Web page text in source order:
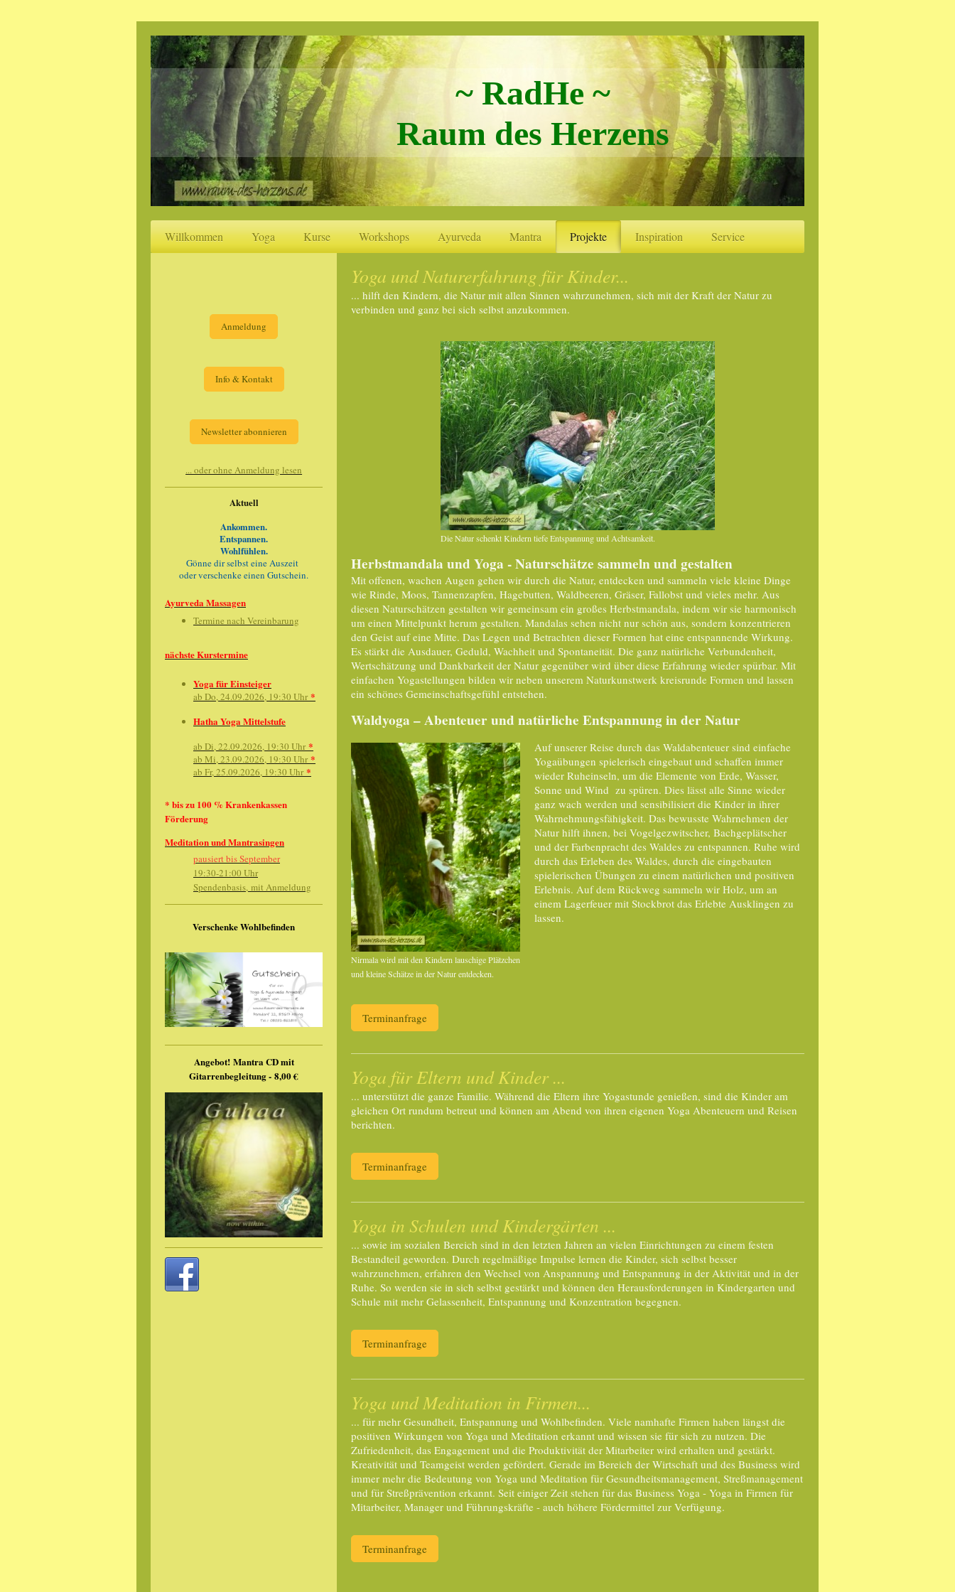
~ RadHe ~
Raum des Herzens
Willkommen Yoga Kurse Workshops Ayurveda Mantra Projekte Inspiration Service
Yoga und Naturerfahrung für Kinder...
... hilft den Kindern, die Natur mit allen Sinnen wahrzunehmen, sich mit der Kraft der Natur zu
verbinden und ganz bei sich selbst anzukommen.
Die Natur schenkt Kindern tiefe Entspannung und Achtsamkeit.
Herbstmandala und Yoga - Naturschätze sammeln und gestalten
Mit offenen, wachen Augen gehen wir durch die Natur, entdecken und sammeln viele kleine Dinge
wie Rinde, Moos, Tannenzapfen, Hagebutten, Waldbeeren, Gräser, Fallobst und vieles mehr. Aus
diesen Naturschätzen gestalten wir gemeinsam ein großes Herbstmandala, indem wir sie harmonisch
um einen Mittelpunkt herum gestalten. Mandalas sehen nicht nur schön aus, sondern konzentrieren
den Geist auf eine Mitte. Das Legen und Betrachten dieser Formen hat eine entspannende Wirkung.
Es stärkt die Ausdauer, Geduld, Wachheit und Spontaneität. Die ganz natürliche Verbundenheit,
Wertschätzung und Dankbarkeit der Natur gegenüber wird über diese Erfahrung wieder spürbar. Mit
einfachen Yogastellungen bilden wir neben unserem Naturkunstwerk kreisrunde Formen und lassen
ein schönes Gemeinschaftsgefühl entstehen.
Waldyoga – Abenteuer und natürliche Entspannung in der Natur
Nirmala wird mit den Kindern lauschige Plätzchen
und kleine Schätze in der Natur entdecken.
Auf unserer Reise durch das Waldabenteuer sind einfache
Yogaübungen spielerisch eingebaut und schaffen immer
wieder Ruheinseln, um die Elemente von Erde, Wasser,
Sonne und Wind zu spüren. Dies lässt alle Sinne wieder
ganz wach werden und sensibilisiert die Kinder in ihrer
Wahrnehmungsfähigkeit. Das bewusste Wahrnehmen der
Natur hilft ihnen, bei Vogelgezwitscher, Bachgeplätscher
und der Farbenpracht des Waldes zu entspannen. Ruhe wird
durch das Erleben des Waldes, durch die eingebauten
spielerischen Übungen zu einem natürlichen und positiven
Erlebnis. Auf dem Rückweg sammeln wir Holz, um an
einem Lagerfeuer mit Stockbrot das Erlebte Ausklingen zu
lassen.
Terminanfrage
Yoga für Eltern und Kinder ...
... unterstützt die ganze Familie. Während die Eltern ihre Yogastunde genießen, sind die Kinder am
gleichen Ort rundum betreut und können am Abend von ihren eigenen Yoga Abenteuern und Reisen
berichten.
Terminanfrage
Yoga in Schulen und Kindergärten ...
... sowie im sozialen Bereich sind in den letzten Jahren an vielen Einrichtungen zu einem festen
Bestandteil geworden. Durch regelmäßige Impulse lernen die Kinder, sich selbst besser
wahrzunehmen, erfahren den Wechsel von Anspannung und Entspannung in der Aktivität und in der
Ruhe. So werden sie in sich selbst gestärkt und können den Herausforderungen in Kindergarten und
Schule mit mehr Gelassenheit, Entspannung und Konzentration begegnen.
Terminanfrage
Yoga und Meditation in Firmen...
... für mehr Gesundheit, Entspannung und Wohlbefinden. Viele namhafte Firmen haben längst die
positiven Wirkungen von Yoga und Meditation erkannt und wissen sie für sich zu nutzen. Die
Zufriedenheit, das Engagement und die Produktivität der Mitarbeiter wird erhalten und gestärkt.
Kreativität und Teamgeist werden gefördert. Gerade im Bereich der Wirtschaft und des Business wird
immer mehr die Bedeutung von Yoga und Meditation für Gesundheitsmanagement, Streßmanagement
und für Streßprävention erkannt. Seit einiger Zeit stehen für das Business Yoga - Yoga in Firmen für
Mitarbeiter, Manager und Führungskräfte - auch höhere Fördermittel zur Verfügung.
Terminanfrage
Anmeldung
Info & Kontakt
Newsletter abonnieren
... oder ohne Anmeldung lesen
Aktuell
Ankommen.
Entspannen.
Wohlfühlen.
Gönne dir selbst eine Auszeit
oder verschenke einen Gutschein.
Ayurveda Massagen
Termine nach Vereinbarung
nächste Kurstermine
Yoga für Einsteiger
ab Do, 24.09.2026, 19:30 Uhr *
Hatha Yoga Mittelstufe
ab Di, 22.09.2026, 19:30 Uhr *
ab Mi, 23.09.2026, 19:30 Uhr *
ab Fr, 25.09.2026, 19:30 Uhr *
* bis zu 100 % Krankenkassen
Förderung
Meditation und Mantrasingen
pausiert bis September
19:30-21:00 Uhr
Spendenbasis, mit Anmeldung
Verschenke Wohlbefinden
Angebot! Mantra CD mit
Gitarrenbegleitung -8,00 €